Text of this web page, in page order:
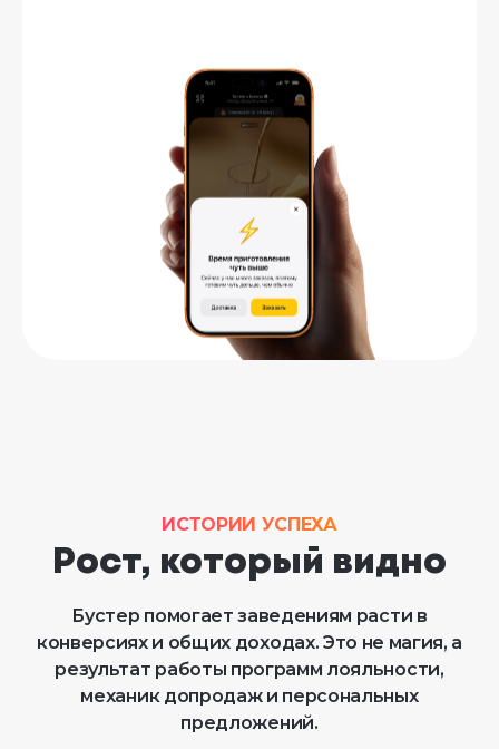
ИСТОРИИ УСПЕХА
Рост, который видно
Бустер помогает заведениям расти в
конверсиях и общих доходах. Это не магия, а
результат работы программ лояльности,
механик допродаж и персональных
предложений.